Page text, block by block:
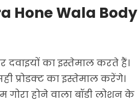
Hone Wala Body
दवाइयों का इस्तेमाल करते हैं।
प्रोडक्ट का इस्तेमाल करेंगे।
होने वाला बॉडी लोशन के